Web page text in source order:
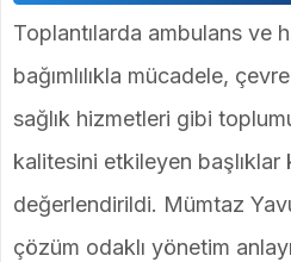
Toplantılarda ambulans ve
bağımlılıkla mücadele,
sağlık hizmetleri gibi
kalitesini etkileyen başlıklar
değerlendirildi. Mümtaz
çözüm odaklı yönetim